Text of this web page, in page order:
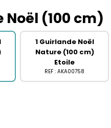
Noël (100 cm)
1 Guirlande Noël
Nature (100 cm)
Etoile
REF : AKA00758